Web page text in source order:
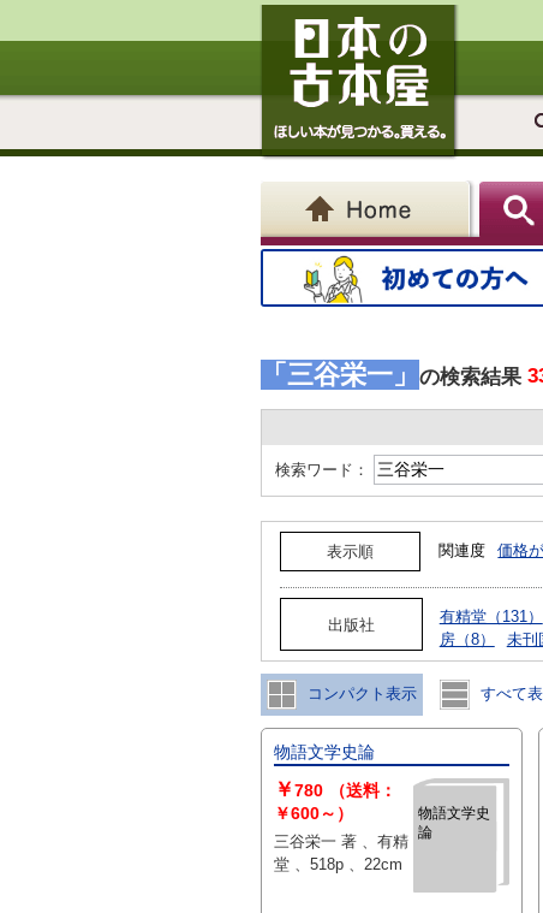
「三谷栄一」 の検索結果
検索ワード：
表示順 関連度 価格
出版社 有精堂（131）
房（8）
未刊
コンパクト表示 すべて
物語文学史論
物語文学史
論
￥780
（送料：
￥600～）
三谷栄一 著 、有精
堂 、518p 、22cm